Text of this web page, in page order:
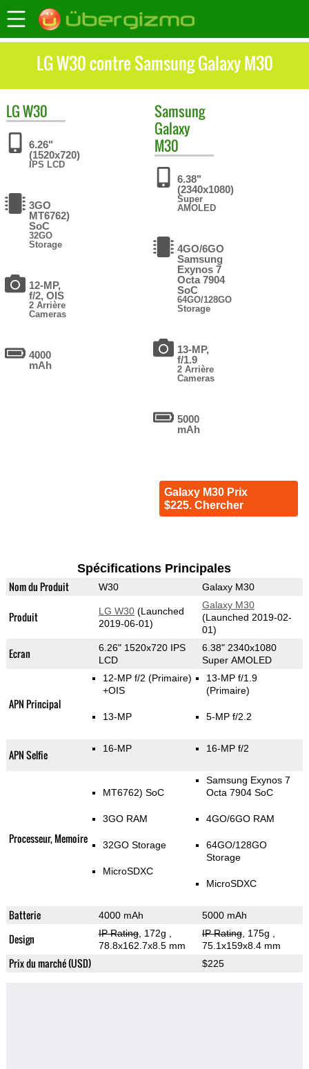
LG W30 contre Samsung Galaxy M30
LGW30
6.26"
(1520x720)
IPS LCD
3GO
MT6762)
SoC
32GO
Storage
12-MP,
f/2, OIS
2 Arrière
Cameras
4000
mAh
Samsung
Galaxy
M30
6.38"
(2340x1080)
Super
AMOLED
4GO/6GO
Samsung
Exynos 7
Octa 7904
SoC
64GO/128GO
Storage
13-MP,
f/1.9
2 Arrière
Cameras
5000
mAh
Galaxy M30 Prix
$225. Chercher
Spécifications Principales
Nom du Produit W30 Galaxy M30
Produit LG W30(Launched
2019-06-01)
Galaxy M30
(Launched 2019-02-
01)
Ecran
6.26" 1520x720 IPS
LCD
6.38" 2340x1080
Super AMOLED
APN Principal
12-MP f/2 (Primaire)
+OIS
13-MP
13-MP f/1.9
(Primaire)
5-MP f/2.2
APN Selfie 16-MP 16-MP f/2
Processeur, Memoire
MT6762) SoC
3GO RAM
32GO Storage
MicroSDXC
Samsung Exynos 7
Octa 7904 SoC
4GO/6GO RAM
64GO/128GO
Storage
MicroSDXC
Batterie 4000 mAh 5000 mAh
Design IP Rating, 172g
78.8x162.7x8.5 mm
IP Rating, 175g
75.1x159x8.4 mm
Prix du marché (USD) $225